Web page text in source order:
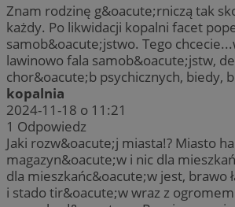
Znam rodzinę g&oacute;rniczą tak
każdy. Po likwidacji kopalni facet
samob&oacute;jstwo. Tego
lawinowo fala samob&oacute;jstw,
chor&oacute;b psychicznych, biedy,
kopalnia
2024-11-18 o 11:21
1 Odpowiedz
Jaki rozw&oacute;j miasta!? Miasto
magazyn&oacute;w i nic dla
dla mieszkańc&oacute;w jest, brawo
i stado tir&oacute;w wraz z